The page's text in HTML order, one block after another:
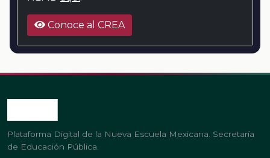
Conoce al CREA
Plataforma Digital de la Nueva Escuela Mexicana. Secretaría
de Educación Pública.